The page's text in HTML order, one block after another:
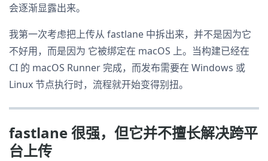
会逐渐显露出来。
我第一次考虑把上传从 fastlane 中拆出来，并不是因为它
不好用，而是因为 它被绑定在 macOS 上。当构建已经在
CI 的 macOS Runner 完成，而发布需要在 Windows 或
Linux 节点执行时，流程就开始变得别扭。
fastlane 很强，但它并不擅长解决跨平
台上传